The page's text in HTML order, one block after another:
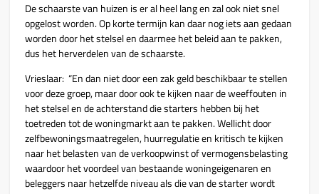
De schaarste van huizen is er al heel lang en zal ook niet snel
opgelost worden. Op korte termijn kan daar nog iets aan gedaan
worden door het stelsel en daarmee het beleid aan te pakken,
dus het herverdelen van de schaarste.
Vrieslaar: “En dan niet door een zak geld beschikbaar te stellen
voor deze groep, maar door ook te kijken naar de weeffouten in
het stelsel en de achterstand die starters hebben bij het
toetreden tot de woningmarkt aan te pakken. Wellicht door
zelfbewoningsmaatregelen, huurregulatie en kritisch te kijken
naar het belasten van de verkoopwinst of vermogensbelasting
waardoor het voordeel van bestaande woningeigenaren en
beleggers naar hetzelfde niveau als die van de starter wordt